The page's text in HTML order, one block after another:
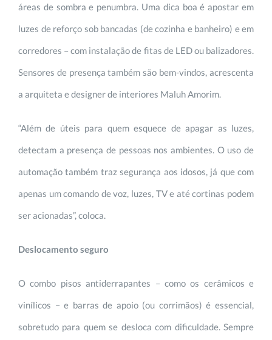
áreas de sombra e penumbra. Uma dica boa é apostar em
luzes de reforço sob bancadas (de cozinha e banheiro) e em
corredores – com instalação de fitas de LED ou balizadores.
Sensores de presença também são bem-vindos, acrescenta
a arquiteta e designer de interiores Maluh Amorim.
“Além de úteis para quem esquece de apagar as luzes,
detectam a presença de pessoas nos ambientes. O uso de
automação também traz segurança aos idosos, já que com
apenas um comando de voz, luzes, TV e até cortinas podem
ser acionadas”, coloca.
Deslocamento seguro
O combo pisos antiderrapantes – como os cerâmicos e
vinílicos – e barras de apoio (ou corrimãos) é essencial,
sobretudo para quem se desloca com dificuldade. Sempre